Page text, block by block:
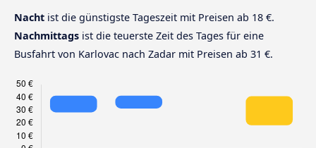
Nacht ist die günstigste Tageszeit mit Preisen ab 18 €.
Nachmittags ist die teuerste Zeit des Tages für eine
Busfahrt von Karlovac nach Zadar mit Preisen ab 31 €.